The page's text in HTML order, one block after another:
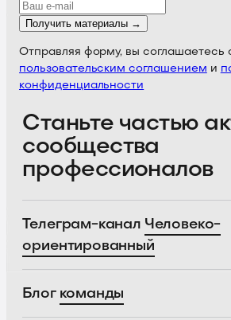
Получить материалы →
Отправляя форму, вы соглашаетесь
пользовательским соглашением и
конфиденциальности
Станьте частью
сообщества
профессионалов
Телеграм-канал Человеко-
ориентированный
Блог команды